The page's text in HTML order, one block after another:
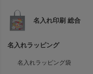
名入れ印刷 総合
名入れラッピング
名入れラッピング袋